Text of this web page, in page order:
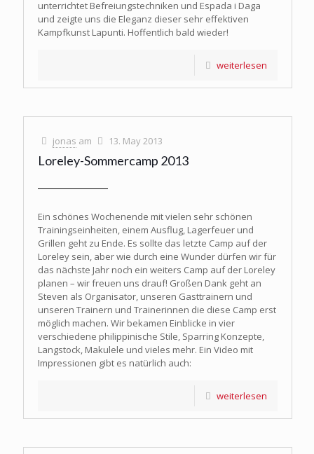
unterrichtet Befreiungstechniken und Espada i Daga
und zeigte uns die Eleganz dieser sehr effektiven
Kampfkunst Lapunti. Hoffentlich bald wieder!
weiterlesen
jonas am 13. May 2013
Loreley-Sommercamp 2013
Ein schönes Wochenende mit vielen sehr schönen
Trainingseinheiten, einem Ausflug, Lagerfeuer und
Grillen geht zu Ende. Es sollte das letzte Camp auf der
Loreley sein, aber wie durch eine Wunder dürfen wir für
das nächste Jahr noch ein weiters Camp auf der Loreley
planen – wir freuen uns drauf! Großen Dank geht an
Steven als Organisator, unseren Gasttrainern und
unseren Trainern und Trainerinnen die diese Camp erst
möglich machen. Wir bekamen Einblicke in vier
verschiedene philippinische Stile, Sparring Konzepte,
Langstock, Makulele und vieles mehr. Ein Video mit
Impressionen gibt es natürlich auch:
weiterlesen